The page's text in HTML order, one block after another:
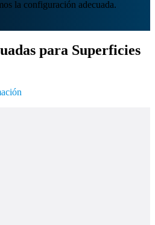
la configuración adecuada.
para Superficies